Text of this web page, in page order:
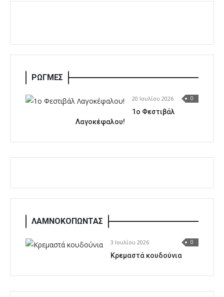
ΡΩΓΜΕΣ
20 Ιουλίου 2026 0
1o Φεστιβάλ
Λαγοκέφαλου!
ΛΑΜΝΟΚΟΠΩΝΤΑΣ
3 Ιουλίου 2026 0
Κρεμαστά κουδούνια